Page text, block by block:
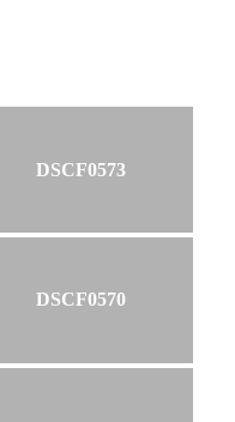
DSCF0573
DSCF0570